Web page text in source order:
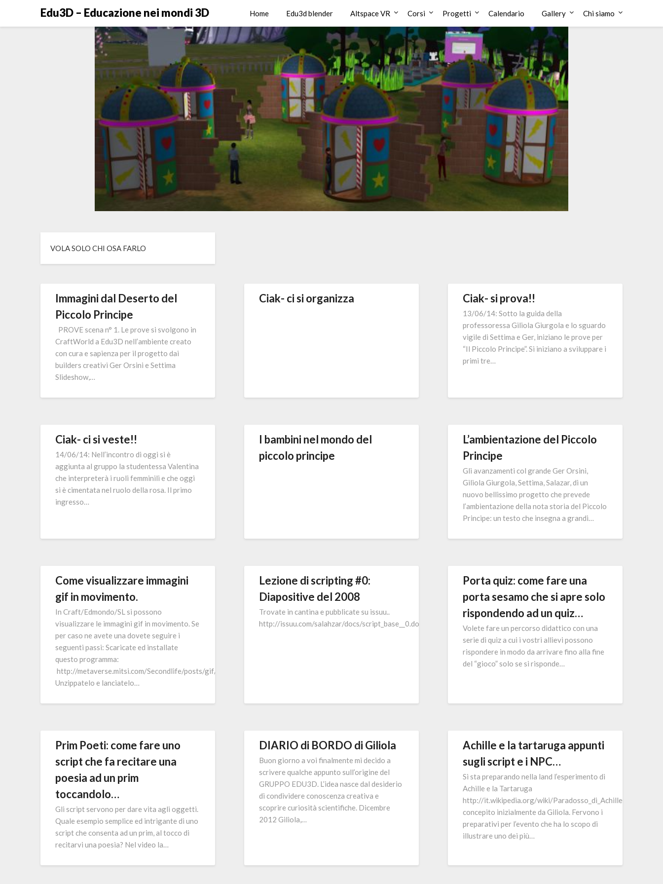
Edu3D – Educazione nei mondi 3D Home Edu3d blender Altspace VR Corsi Progetti Calendario Gallery Chi siamo
VOLA SOLO CHI OSA FARLO
Immagini dal Deserto del
Piccolo Principe
PROVE scena n° 1. Le prove si svolgono in
CraftWorld a Edu3D nell’ambiente creato
con cura e sapienza per il progetto dai
builders creativi Ger Orsini e Settima
Slideshow,…
Ciak- ci si organizza Ciak- si prova!!
13/06/14: Sotto la guida della
professoressa Giliola Giurgola e lo sguardo
vigile di Settima e Ger, iniziano le prove per
“Il Piccolo Principe”. Si iniziano a sviluppare i
primi tre…
Ciak- ci si veste!!
14/06/14: Nell’incontro di oggi si è
aggiunta al gruppo la studentessa Valentina
che interpreterà i ruoli femminili e che oggi
si è cimentata nel ruolo della rosa. Il primo
ingresso…
I bambini nel mondo del
piccolo principe
L’ambientazione del Piccolo
Principe
Gli avanzamenti col grande Ger Orsini,
Giliola Giurgola, Settima, Salazar, di un
nuovo bellissimo progetto che prevede
l’ambientazione della nota storia del Piccolo
Principe: un testo che insegna a grandi…
Come visualizzare immagini
gif in movimento.
In Craft/Edmondo/SL si possono
visualizzare le immagini gif in movimento. Se
per caso ne avete una dovete seguire i
seguenti passi: Scaricate ed installate
questo programma:
http://metaverse.mitsi.com/Secondlife/posts/gif/gif_2_SL_animation_v0.6.zip
Unzippatelo e lanciatelo…
Lezione di scripting #0:
Diapositive del 2008
Trovate in cantina e pubblicate su issuu..
http://issuu.com/salahzar/docs/script_base__0.docx
Porta quiz: come fare una
porta sesamo che si apre solo
rispondendo ad un quiz…
Volete fare un percorso didattico con una
serie di quiz a cui i vostri allievi possono
rispondere in modo da arrivare fino alla fine
del “gioco” solo se si risponde…
Prim Poeti: come fare uno
script che fa recitare una
poesia ad un prim
toccandolo…
Gli script servono per dare vita agli oggetti.
Quale esempio semplice ed intrigante di uno
script che consenta ad un prim, al tocco di
recitarvi una poesia? Nel video la…
DIARIO di BORDO di Giliola
Buon giorno a voi finalmente mi decido a
scrivere qualche appunto sull’origine del
GRUPPO EDU3D. L’idea nasce dal desiderio
di condividere conoscenza creativa e
scoprire curiosità scientifiche. Dicembre
2012 Giliola,…
Achille e la tartaruga appunti
sugli script e i NPC…
Si sta preparando nella land l’esperimento di
Achille e la Tartaruga
http://it.wikipedia.org/wiki/
concepito inizialmente da Giliola. Fervono i
preparativi per l’evento che ha lo scopo di
illustrare uno dei più…